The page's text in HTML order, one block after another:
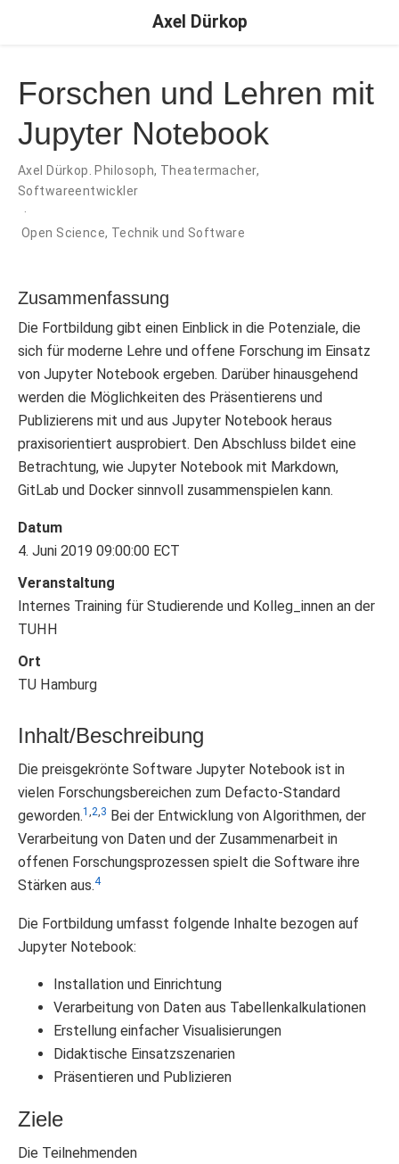
Axel Dürkop
Forschen und Lehren mit
Jupyter Notebook
Axel Dürkop. Philosoph, Theatermacher,
Softwareentwickler
Open Science, Technik und Software
Zusammenfassung
Die Fortbildung gibt einen Einblick in die Potenziale, die
sich für moderne Lehre und offene Forschung im Einsatz
von Jupyter Notebook ergeben. Darüber hinausgehend
werden die Möglichkeiten des Präsentierens und
Publizierens mit und aus Jupyter Notebook heraus
praxisorientiert ausprobiert. Den Abschluss bildet eine
Betrachtung, wie Jupyter Notebook mit Markdown,
GitLab und Docker sinnvoll zusammenspielen kann.
Datum
4. Juni 2019 09:00:00 ECT
Veranstaltung
Internes Training für Studierende und Kolleg_innen an der
TUHH
Ort
TU Hamburg
Inhalt/Beschreibung
Die preisgekrönte Software Jupyter Notebook ist in
vielen Forschungsbereichen zum Defacto-Standard
geworden.1 ,2,3 Bei der Entwicklung von Algorithmen, der
Verarbeitung von Daten und der Zusammenarbeit in
offenen Forschungsprozessen spielt die Software ihre
Stärken aus.4
Die Fortbildung umfasst folgende Inhalte bezogen auf
Jupyter Notebook:
Installation und Einrichtung
Verarbeitung von Daten aus Tabellenkalkulationen
Erstellung einfacher Visualisierungen
Didaktische Einsatzszenarien
Präsentieren und Publizieren
Ziele
Die Teilnehmenden